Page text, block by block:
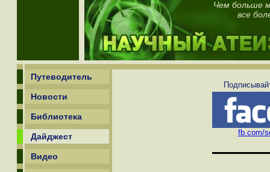
Чем больше
все
Путеводитель
Новости
Библиотека
Дайджест
Видео
fb.com/